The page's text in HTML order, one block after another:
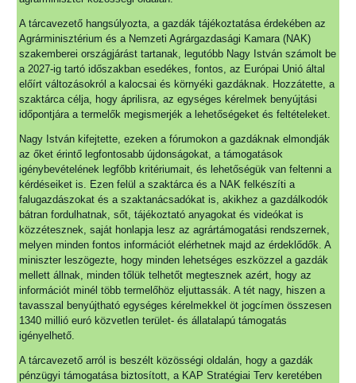
A tárcavezető hangsúlyozta, a gazdák tájékoztatása érdekében az
Agrárminisztérium és a Nemzeti Agrárgazdasági Kamara (NAK)
szakemberei országjárást tartanak, legutóbb Nagy István számolt be
a 2027-ig tartó időszakban esedékes, fontos, az Európai Unió által
előírt változásokról a kalocsai és környéki gazdáknak. Hozzátette, a
szaktárca célja, hogy áprilisra, az egységes kérelmek benyújtási
időpontjára a termelők megismerjék a lehetőségeket és feltételeket.
Nagy István kifejtette, ezeken a fórumokon a gazdáknak elmondják
az őket érintő legfontosabb újdonságokat, a támogatások
igénybevételének legfőbb kritériumait, és lehetőségük van feltenni a
kérdéseiket is. Ezen felül a szaktárca és a NAK felkészíti a
falugazdászokat és a szaktanácsadókat is, akikhez a gazdálkodók
bátran fordulhatnak, sőt, tájékoztató anyagokat és videókat is
közzétesznek, saját honlapja lesz az agrártámogatási rendszernek,
melyen minden fontos információt elérhetnek majd az érdeklődők. A
miniszter leszögezte, hogy minden lehetséges eszközzel a gazdák
mellett állnak, minden tőlük telhetőt megtesznek azért, hogy az
információt minél több termelőhöz eljuttassák. A tét nagy, hiszen a
tavasszal benyújtható egységes kérelmekkel öt jogcímen összesen
1340 millió euró közvetlen terület- és állatalapú támogatás
igényelhető.
A tárcavezető arról is beszélt közösségi oldalán, hogy a gazdák
pénzügyi támogatása biztosított, a KAP Stratégiai Terv keretében